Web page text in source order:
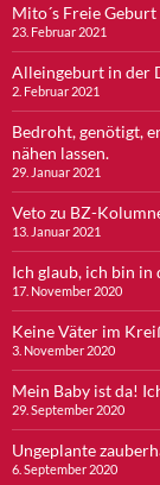
Mito´s Freie
23. Februar 2021
Alleingeburt in der
2. Februar 2021
Bedroht, genötigt,
nähen lassen.
29. Januar 2021
Veto zu BZ-
13. Januar 2021
Ich glaub, ich bin in
17. November 2020
Keine Väter im
3. November 2020
Mein Baby ist da!
29. September 2020
Ungeplante
6. September 2020